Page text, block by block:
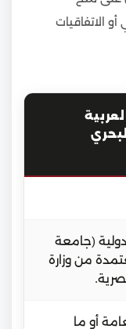
الاتفاقيات
(جامعة
من وزارة
أو ما